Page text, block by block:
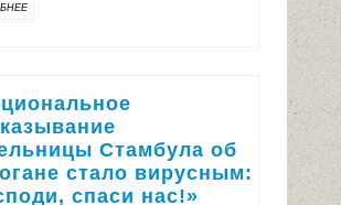
Стамбула об
стало вирусным:
спаси нас!»